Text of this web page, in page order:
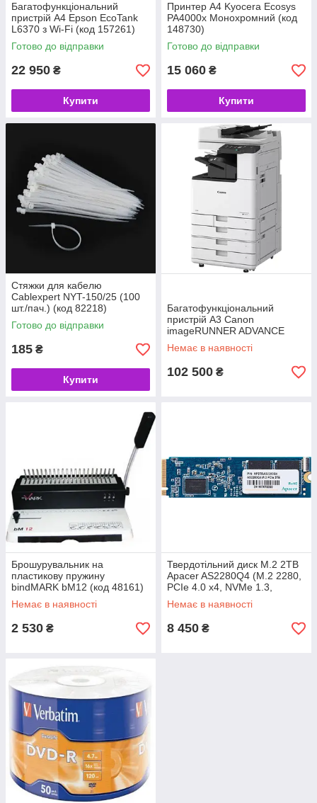
Багатофункціональний
пристрій A4 Epson EcoTank
L6370 з Wi-Fi (код 157261)
Готово до відправки
22 950 ₴
Купити
Принтер A4 Kyocera Ecosys
PA4000x Монохромний (код
148730)
Готово до відправки
15 060 ₴
Купити
Стяжки для кабелю
Cablexpert NYT-150/25 (100
шт./пач.) (код 82218)
Готово до відправки
185 ₴
Купити
Багатофункціональний
пристрій A3 Canon
imageRUNNER ADVANCE
C3326i з Wi-Fi (без
картриджів CMYK C-EXV65)
Немає в наявності
102 500 ₴
Брошурувальник на
пластикову пружину
bindMARK bM12 (код 48161)
Немає в наявності
2 530 ₴
Твердотільний диск M.2 2TB
Apacer AS2280Q4 (М.2 2280,
PCIe 4.0 x4, NVMe 1.3,
5000MB/s / 4400MB/s) (код
Немає в наявності
8 450 ₴